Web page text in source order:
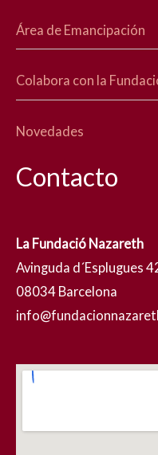
Área de Emancipación
Colabora con la
Novedades
Contacto
La Fundació Nazareth
Avinguda d´Esplugues
08034 Barcelona